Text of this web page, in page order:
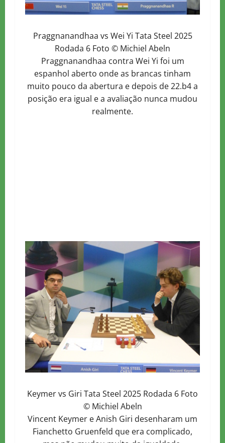
Praggnanandhaa vs Wei Yi Tata Steel 2025
Rodada 6 Foto © Michiel Abeln
Praggnanandhaa contra Wei Yi foi um
espanhol aberto onde as brancas tinham
muito pouco da abertura e depois de 22.b4 a
posição era igual e a avaliação nunca mudou
realmente.
Keymer vs Giri Tata Steel 2025 Rodada 6 Foto
© Michiel Abeln
Vincent Keymer e Anish Giri desenharam um
Fianchetto Gruenfeld que era complicado,